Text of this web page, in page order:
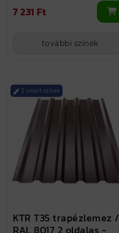
7 231 Ft
további színek
2 oldalt színes
KTR T35 trapézlemez /
RAL 8017 2 oldalas -